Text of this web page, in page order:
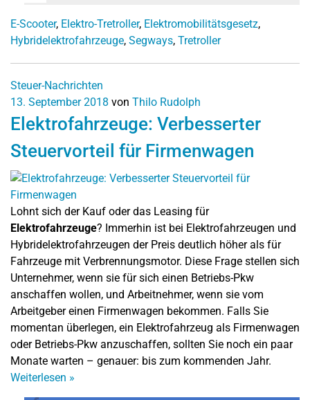
E-Scooter, Elektro-Tretroller, Elektromobilitätsgesetz,
Hybridelektrofahrzeuge, Segways, Tretroller
Steuer-Nachrichten
13. September 2018 von Thilo Rudolph
Elektrofahrzeuge: Verbesserter
Steuervorteil für Firmenwagen
Lohnt sich der Kauf oder das Leasing für
Elektrofahrzeuge? Immerhin ist bei Elektrofahrzeugen und
Hybridelektrofahrzeugen der Preis deutlich höher als für
Fahrzeuge mit Verbrennungsmotor. Diese Frage stellen sich
Unternehmer, wenn sie für sich einen Betriebs-Pkw
anschaffen wollen, und Arbeitnehmer, wenn sie vom
Arbeitgeber einen Firmenwagen bekommen. Falls Sie
momentan überlegen, ein Elektrofahrzeug als Firmenwagen
oder Betriebs-Pkw anzuschaffen, sollten Sie noch ein paar
Monate warten – genauer: bis zum kommenden Jahr.
Weiterlesen »